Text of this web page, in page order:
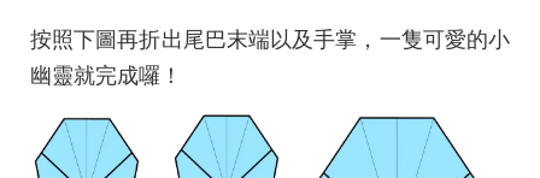
按照下圖再折出尾巴末端以及手掌，一隻可愛的小
幽靈就完成囉！